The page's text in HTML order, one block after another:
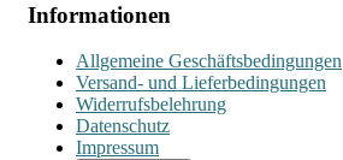
Informationen
Allgemeine Geschäftsbedingungen
Versand- und Lieferbedingungen
Widerrufsbelehrung
Datenschutz
Impressum